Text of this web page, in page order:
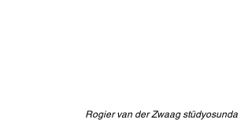
Rogier van der Zwaag stüdyosunda